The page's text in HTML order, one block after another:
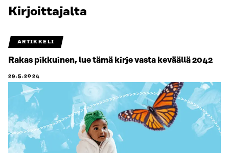
Kirjoittajalta
ARTIKKELI
Rakas pikkuinen, lue tämä kirje vasta keväällä 2042
29.5.2024